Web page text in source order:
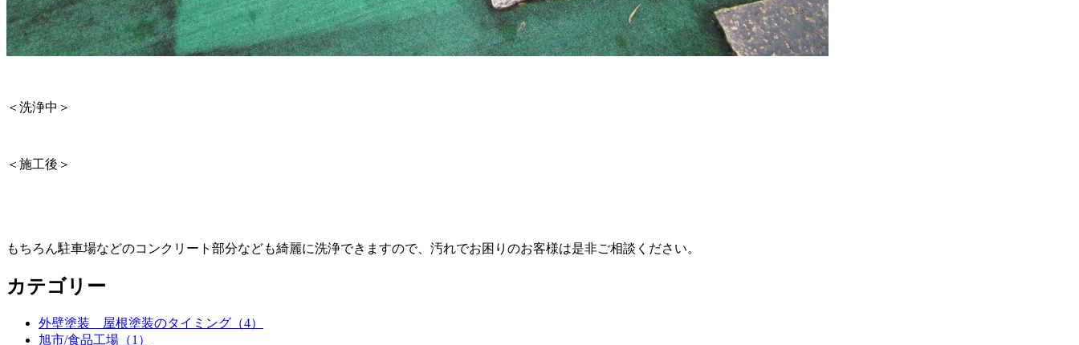
＜洗浄中＞
＜施工後＞
もちろん駐車場などのコンクリート部分なども綺麗に洗浄できますので、汚れでお困りのお客様は是非ご相談ください。
カテゴリー
外壁塗装 屋根塗装のタイミング（4）
旭市/食品工場（1）